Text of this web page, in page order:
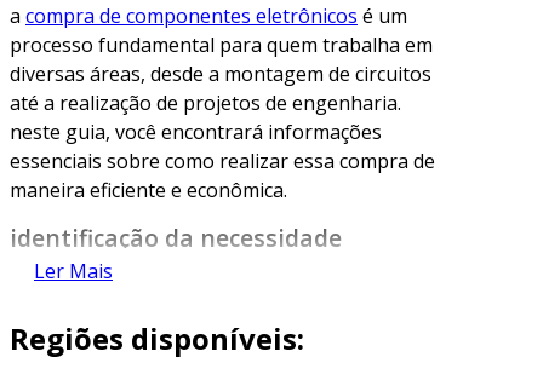
a compra de componentes eletrônicos é um
processo fundamental para quem trabalha em
diversas áreas, desde a montagem de circuitos
até a realização de projetos de engenharia.
neste guia, você encontrará informações
essenciais sobre como realizar essa compra de
maneira eficiente e econômica.
identificação da necessidade
antes de realizar qualquer compra, é crucial
defina qual projeto você está desenvolvendo e
Ler Mais
Regiões disponíveis: